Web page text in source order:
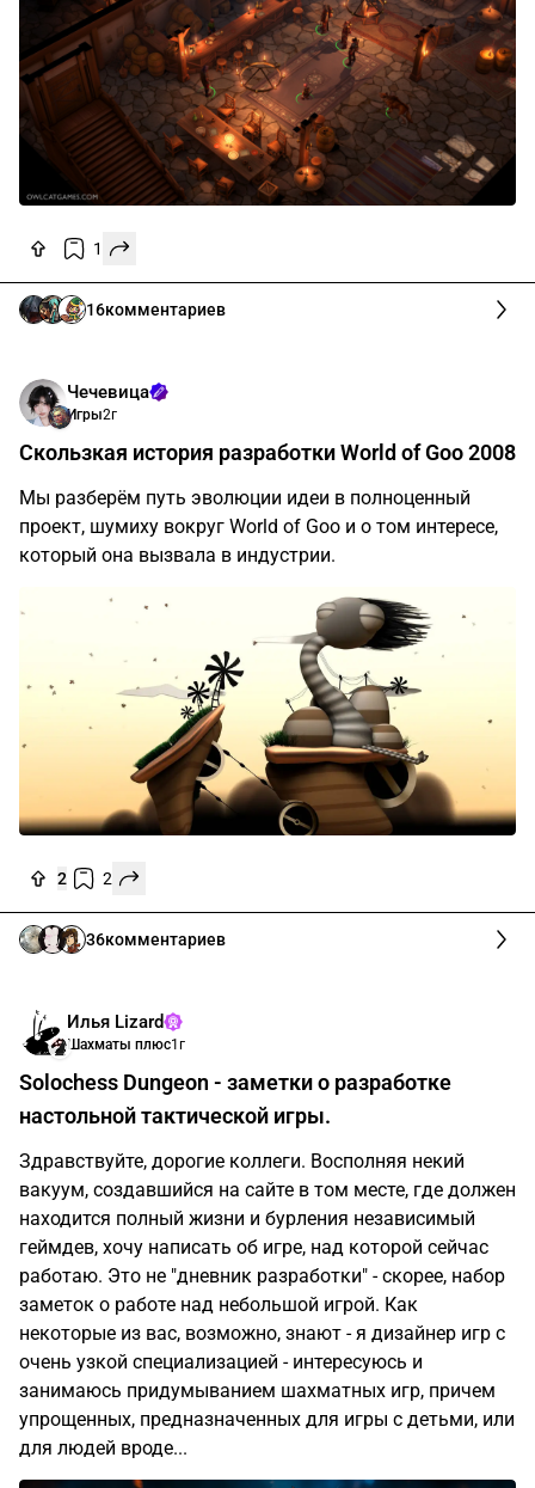
1
16комментариев
Чечевица
Игры2г
Скользкая история разработки World of Goo 2008
Мы разберём путь эволюции идеи в полноценный
проект, шумиху вокруг World of Goo и о том интересе,
который она вызвала в индустрии.
2 2
36комментариев
Илья Lizard
Шахматы плюс1г
Solochess Dungeon - заметки о разработке
настольной тактической игры.
Здравствуйте, дорогие коллеги. Восполняя некий
вакуум, создавшийся на сайте в том месте, где должен
находится полный жизни и бурления независимый
геймдев, хочу написать об игре, над которой сейчас
работаю. Это не "дневник разработки" - скорее, набор
заметок о работе над небольшой игрой. Как
некоторые из вас, возможно, знают - я дизайнер игр с
очень узкой специализацией - интересуюсь и
занимаюсь придумыванием шахматных игр, причем
упрощенных, предназначенных для игры с детьми, или
для людей вроде...